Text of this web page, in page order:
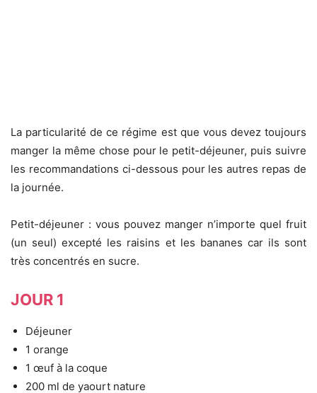
La particularité de ce régime est que vous devez toujours
manger la même chose pour le petit-déjeuner, puis suivre
les recommandations ci-dessous pour les autres repas de
la journée.
Petit-déjeuner : vous pouvez manger n’importe quel fruit
(un seul) excepté les raisins et les bananes car ils sont
très concentrés en sucre.
JOUR 1
Déjeuner
1 orange
1 œuf à la coque
200 ml de yaourt nature